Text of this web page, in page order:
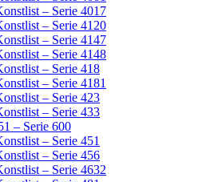
– Serie 4017
– Serie 4120
– Serie 4147
– Serie 4148
– Serie 418
– Serie 4181
– Serie 423
– Serie 433
– Serie 600
– Serie 451
– Serie 456
– Serie 4632